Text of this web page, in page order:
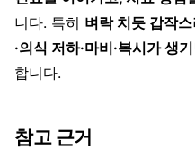
니다. 특히 벼락 치듯 갑작
·의식 저하·마비·복시가 생
합니다.
참고 근거